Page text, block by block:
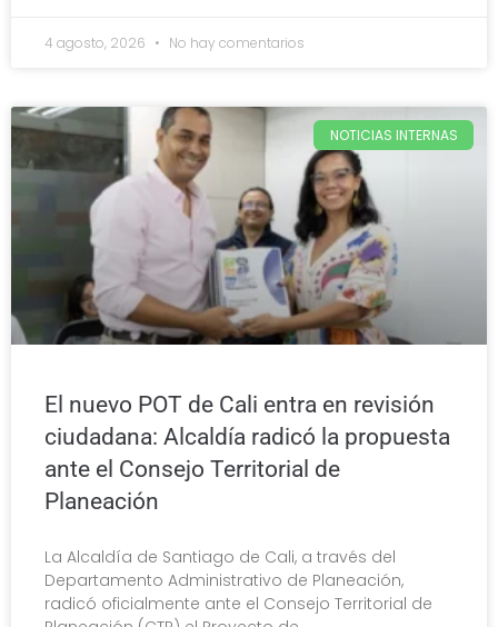
4 agosto, 2026 No hay comentarios
NOTICIAS INTERNAS
El nuevo POT de Cali entra en revisión
ciudadana: Alcaldía radicó la propuesta
ante el Consejo Territorial de
Planeación
La Alcaldía de Santiago de Cali, a través del
Departamento Administrativo de Planeación,
radicó oficialmente ante el Consejo Territorial de